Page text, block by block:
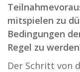
mitspielen zu
Bedingungen
Regel zu
Der Schritt von